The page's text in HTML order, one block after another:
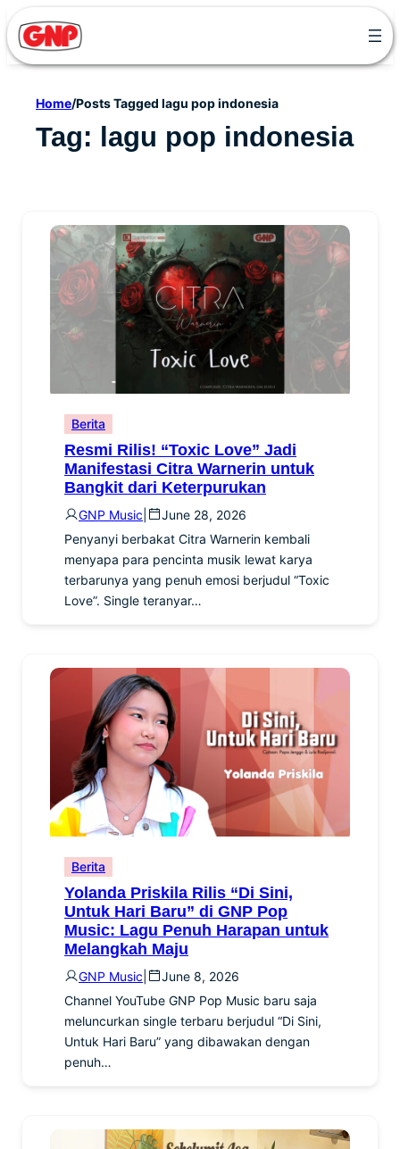
to
content
Home/Posts Tagged lagu pop indonesia
Tag: lagu pop indonesia
Berita
Resmi Rilis! “Toxic Love” Jadi
Manifestasi Citra Warnerin untuk
Bangkit dari Keterpurukan
GNP Music
June 28, 2026
Penyanyi berbakat Citra Warnerin kembali
menyapa para pencinta musik lewat karya
terbarunya yang penuh emosi berjudul “Toxic
Love”. Single teranyar…
Berita
Yolanda Priskila Rilis “Di Sini,
Untuk Hari Baru” di GNP Pop
Music: Lagu Penuh Harapan untuk
Melangkah Maju
GNP Music
June 8, 2026
Channel YouTube GNP Pop Music baru saja
meluncurkan single terbaru berjudul “Di Sini,
Untuk Hari Baru” yang dibawakan dengan
penuh…